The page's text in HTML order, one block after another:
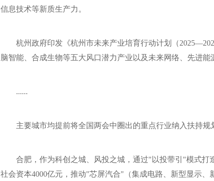
信息技术等新质生产力。
杭州政府印发《杭州市未来产业培育行动计划（
脑智能、合成生物等五大风口潜力产业以及未来网络、先进
......
主要城市均提前将全国两会中圈出的重点行业纳入扶持规
合肥，作为科创之城、风投之城，通过"以投带引"模式
社会资本4000亿元，推动"芯屏汽合"（集成电路、新型显示、